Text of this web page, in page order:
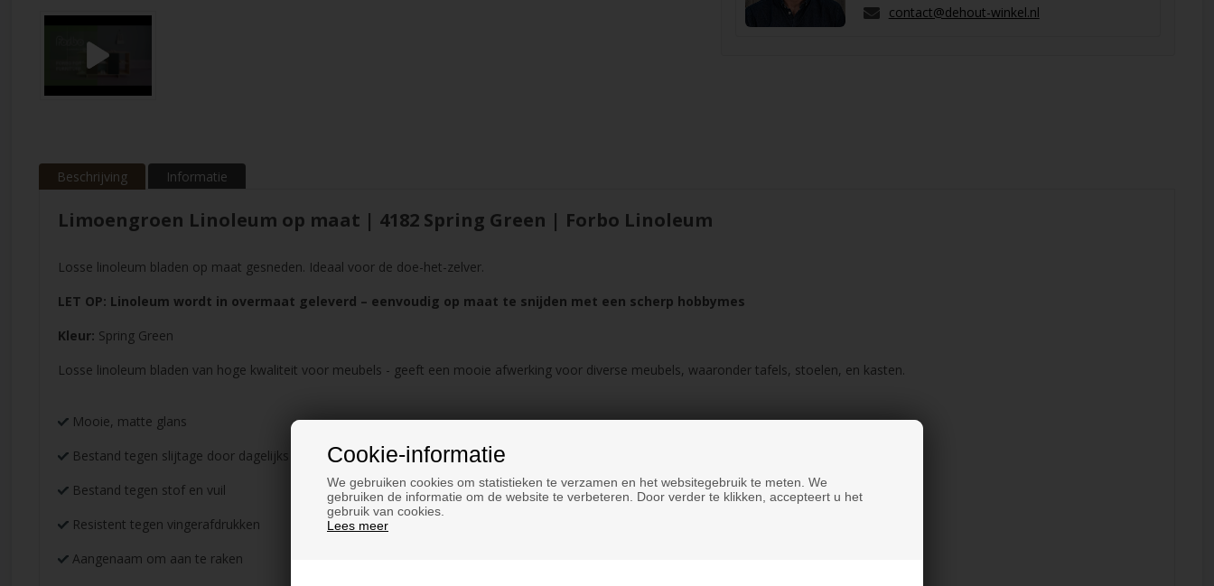
Cookie-informatie
We gebruiken cookies om statistieken te verzamen en het websitegebruik te meten. We
gebruiken de informatie om de website te verbeteren. Door verder te klikken, accepteert u het
gebruik van cookies.
Lees meer
contact@dehout-winkel.nl
Beschrijving Informatie
Limoengroen Linoleum op maat | 4182 Spring Green | Forbo Linoleum
Losse linoleum bladen op maat gesneden. Ideaal voor de doe-het-zelver.
LET OP: Linoleum wordt in overmaat geleverd – eenvoudig op maat te snijden met een scherp hobbymes
Kleur: Spring Green
Losse linoleum bladen van hoge kwaliteit voor meubels - geeft een mooie afwerking voor diverse meubels, waaronder tafels, stoelen, en kasten.
Mooie, matte glans
Bestand tegen slijtage door dagelijks gebruik
Bestand tegen stof en vuil
Resistent tegen vingerafdrukken
Aangenaam om aan te raken